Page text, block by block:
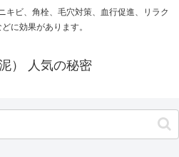
キビ、角栓、毛穴対策、血行促進、リラク
に効果があります。
） 人気の秘密